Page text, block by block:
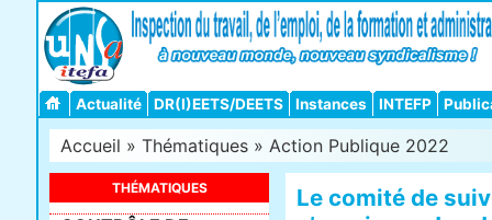
Actualité DR(I)EETS/DEETS Instances INTEFP
Accueil » Thématiques » Action Publique 2022
Le comité de
THÉMATIQUES